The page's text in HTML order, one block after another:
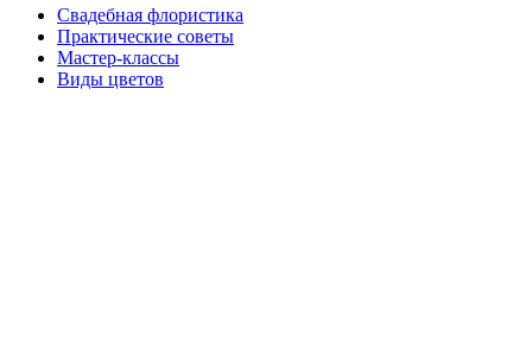
Свадебная флористика
Практические советы
Мастер-классы
Виды цветов